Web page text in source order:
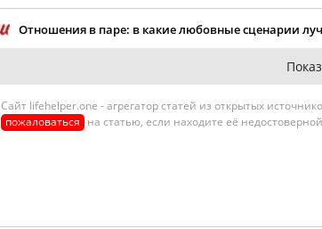
Отношения в паре: в какие любовные сценарии
Сайт lifehelper.one - агрегатор статей из открытых
пожаловаться на статью, если находите её